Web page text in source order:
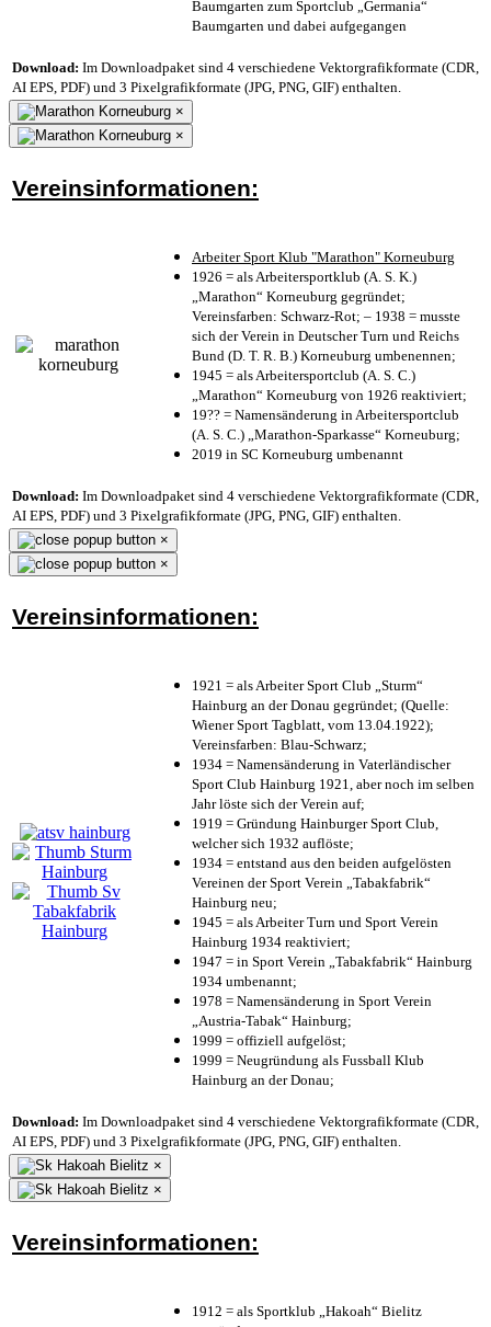
Baumgarten zum Sportclub „Germania“
Baumgarten und dabei aufgegangen
Download: Im Downloadpaket sind 4 verschiedene Vektorgrafikformate (CDR,
AI EPS, PDF) und 3 Pixelgrafikformate (JPG, PNG, GIF) enthalten.
×
×
Vereinsinformationen:
Arbeiter Sport Klub "Marathon" Korneuburg
1926 = als Arbeitersportklub (A. S. K.)
„Marathon“ Korneuburg gegründet;
Vereinsfarben: Schwarz-Rot; – 1938 = musste
sich der Verein in Deutscher Turn und Reichs
Bund (D. T. R. B.) Korneuburg umbenennen;
1945 = als Arbeitersportclub (A. S. C.)
„Marathon“ Korneuburg von 1926 reaktiviert;
19?? = Namensänderung in Arbeitersportclub
(A. S. C.) „Marathon-Sparkasse“ Korneuburg;
2019 in SC Korneuburg umbenannt
Download: Im Downloadpaket sind 4 verschiedene Vektorgrafikformate (CDR,
AI EPS, PDF) und 3 Pixelgrafikformate (JPG, PNG, GIF) enthalten.
×
×
Vereinsinformationen:
1921 = als Arbeiter Sport Club „Sturm“
Hainburg an der Donau gegründet; (Quelle:
Wiener Sport Tagblatt, vom 13.04.1922);
Vereinsfarben: Blau-Schwarz;
1934 = Namensänderung in Vaterländischer
Sport Club Hainburg 1921, aber noch im selben
Jahr löste sich der Verein auf;
1919 = Gründung Hainburger Sport Club,
welcher sich 1932 auflöste;
1934 = entstand aus den beiden aufgelösten
Vereinen der Sport Verein „Tabakfabrik“
Hainburg neu;
1945 = als Arbeiter Turn und Sport Verein
Hainburg 1934 reaktiviert;
1947 = in Sport Verein „Tabakfabrik“ Hainburg
1934 umbenannt;
1978 = Namensänderung in Sport Verein
„Austria-Tabak“ Hainburg;
1999 = offiziell aufgelöst;
1999 = Neugründung als Fussball Klub
Hainburg an der Donau;
Download: Im Downloadpaket sind 4 verschiedene Vektorgrafikformate (CDR,
AI EPS, PDF) und 3 Pixelgrafikformate (JPG, PNG, GIF) enthalten.
×
×
Vereinsinformationen:
1912 = als Sportklub „Hakoah“ Bielitz